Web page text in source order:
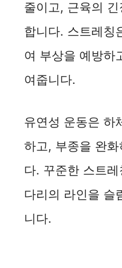
줄이고, 근육의
합니다. 스트레칭
여 부상을 예방하
여줍니다.
유연성 운동은 하
하고, 부종을 완
다. 꾸준한 스트
다리의 라인을 슬
니다.